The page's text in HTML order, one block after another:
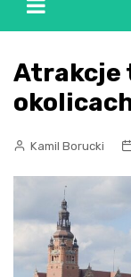
Atrakcje
Kamil Borucki